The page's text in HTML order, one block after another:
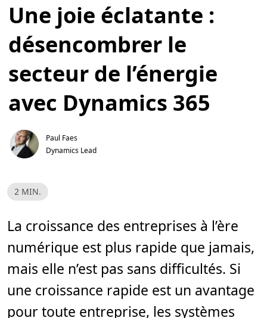
Une joie éclatante :
désencombrer le
secteur de l’énergie
avec Dynamics 365
Paul Faes
Dynamics Lead
T
e
s
d
l
e
r
e
2
2 MIN.
La croissance des entreprises à l’ère
numérique est plus rapide que jamais,
mais elle n’est pas sans difficultés. Si
une croissance rapide est un avantage
pour toute entreprise, les systèmes